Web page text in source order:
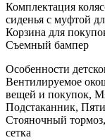
Комплектация
сиденья с муфтой
Корзина для
Съемный бампер
Особенности
Вентилируемое
вещей и покупок,
Подстаканник,
Стояночный
сетка